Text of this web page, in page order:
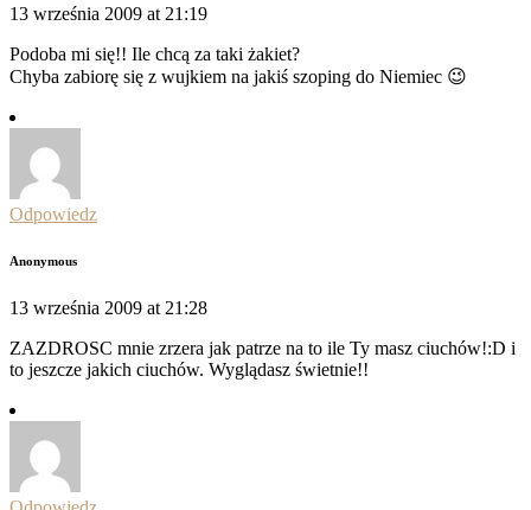
13 września 2009 at 21:19
Podoba mi się!! Ile chcą za taki żakiet?
Chyba zabiorę się z wujkiem na jakiś szoping do Niemiec 😉
Odpowiedz
Anonymous
13 września 2009 at 21:28
ZAZDROSC mnie zrzera jak patrze na to ile Ty masz ciuchów!:D i
to jeszcze jakich ciuchów. Wyglądasz świetnie!!